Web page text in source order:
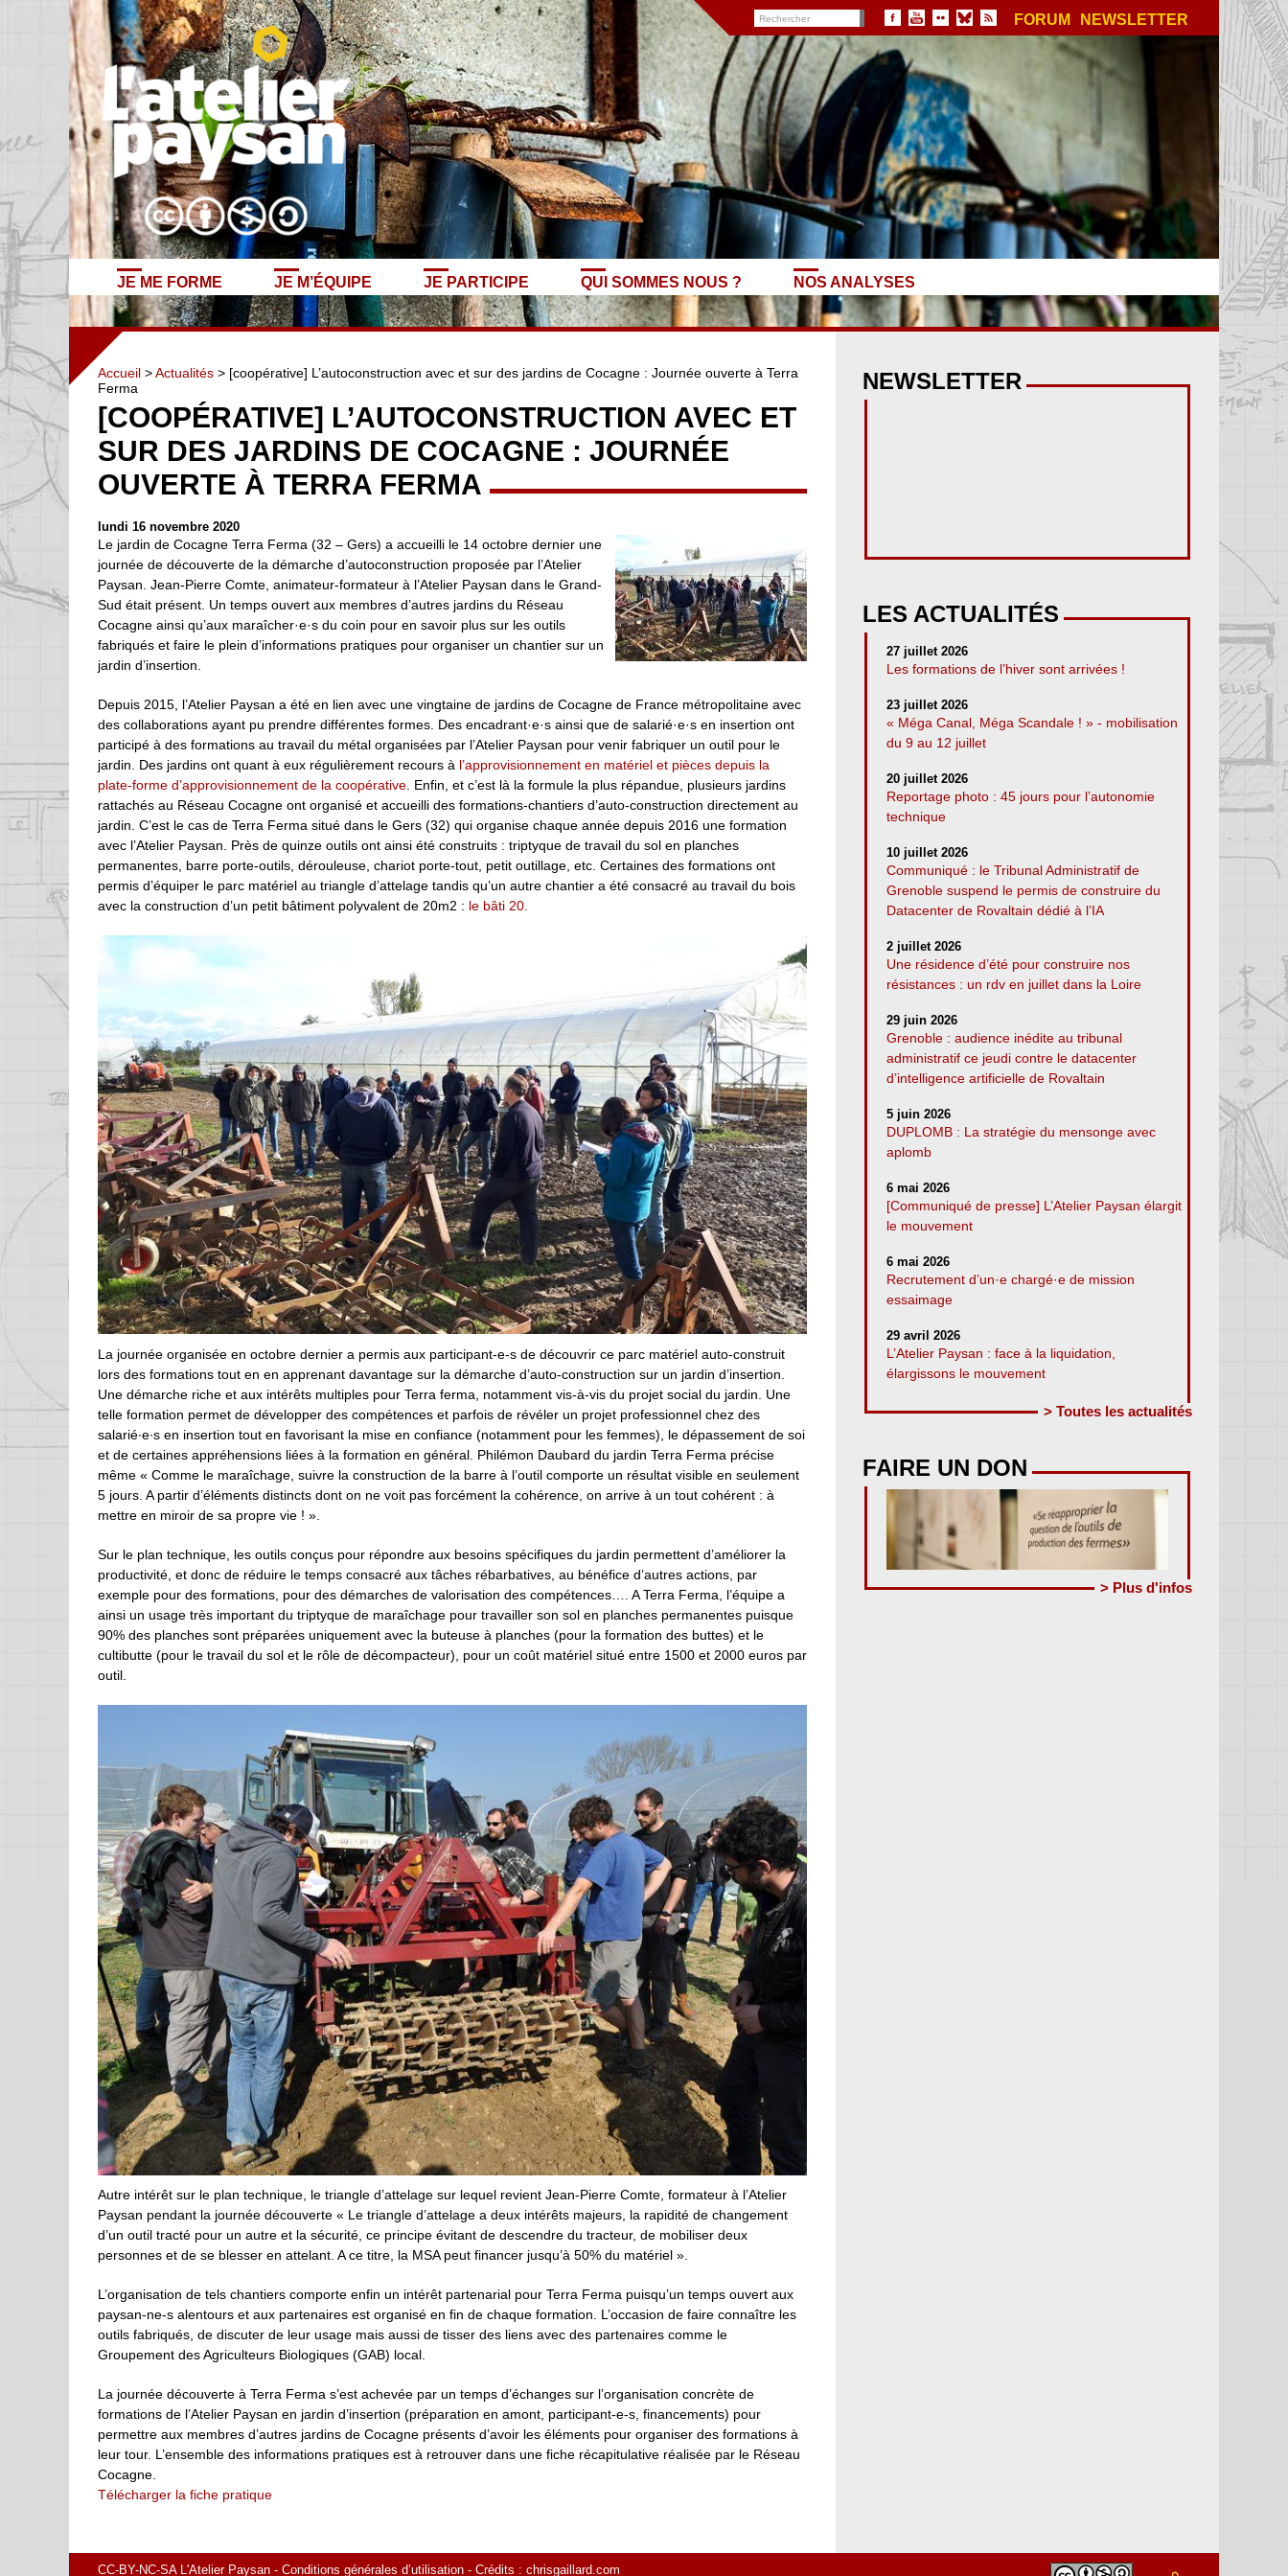
FORUM NEWSLETTER
JE ME FORME JE M’ÉQUIPE JE PARTICIPE QUI SOMMES NOUS ? NOS ANALYSES
Accueil >Actualités > [coopérative] L’autoconstruction avec et sur des jardins de Cocagne : Journée ouverte à Terra
Ferma
[COOPÉRATIVE] L’AUTOCONSTRUCTION AVEC ET
SUR DES JARDINS DE COCAGNE : JOURNÉE
OUVERTE À TERRA FERMA
lundi 16 novembre 2020
Le jardin de Cocagne Terra Ferma (32 – Gers) a accueilli le 14 octobre dernier une
journée de découverte de la démarche d’autoconstruction proposée par l’Atelier
Paysan. Jean-Pierre Comte, animateur-formateur à l’Atelier Paysan dans le Grand-
Sud était présent. Un temps ouvert aux membres d’autres jardins du Réseau
Cocagne ainsi qu’aux maraîcher·e·s du coin pour en savoir plus sur les outils
fabriqués et faire le plein d’informations pratiques pour organiser un chantier sur un
jardin d’insertion.
Depuis 2015, l’Atelier Paysan a été en lien avec une vingtaine de jardins de Cocagne de France métropolitaine avec
des collaborations ayant pu prendre différentes formes. Des encadrant·e·s ainsi que de salarié·e·s en insertion ont
participé à des formations au travail du métal organisées par l’Atelier Paysan pour venir fabriquer un outil pour le
jardin. Des jardins ont quant à eux régulièrement recours à l’approvisionnement en matériel et pièces depuis la
plate-forme d’approvisionnement de la coopérative . Enfin, et c’est là la formule la plus répandue, plusieurs jardins
rattachés au Réseau Cocagne ont organisé et accueilli des formations-chantiers d’auto-construction directement au
jardin. C’est le cas de Terra Ferma situé dans le Gers (32) qui organise chaque année depuis 2016 une formation
avec l’Atelier Paysan. Près de quinze outils ont ainsi été construits : triptyque de travail du sol en planches
permanentes, barre porte-outils, dérouleuse, chariot porte-tout, petit outillage, etc. Certaines des formations ont
permis d’équiper le parc matériel au triangle d’attelage tandis qu’un autre chantier a été consacré au travail du bois
avec la construction d’un petit bâtiment polyvalent de 20m2 : le bâti 20.
La journée organisée en octobre dernier a permis aux participant-e-s de découvrir ce parc matériel auto-construit
lors des formations tout en en apprenant davantage sur la démarche d’auto-construction sur un jardin d’insertion.
Une démarche riche et aux intérêts multiples pour Terra ferma, notamment vis-à-vis du projet social du jardin. Une
telle formation permet de développer des compétences et parfois de révéler un projet professionnel chez des
salarié∙e∙s en insertion tout en favorisant la mise en confiance (notamment pour les femmes), le dépassement de soi
et de certaines appréhensions liées à la formation en général. Philémon Daubard du jardin Terra Ferma précise
même « Comme le maraîchage, suivre la construction de la barre à l’outil comporte un résultat visible en seulement
5 jours. A partir d’éléments distincts dont on ne voit pas forcément la cohérence, on arrive à un tout cohérent : à
mettre en miroir de sa propre vie ! ».
Sur le plan technique, les outils conçus pour répondre aux besoins spécifiques du jardin permettent d’améliorer la
productivité, et donc de réduire le temps consacré aux tâches rébarbatives, au bénéfice d’autres actions, par
exemple pour des formations, pour des démarches de valorisation des compétences…. A Terra Ferma, l’équipe a
ainsi un usage très important du triptyque de maraîchage pour travailler son sol en planches permanentes puisque
90% des planches sont préparées uniquement avec la buteuse à planches (pour la formation des buttes) et le
cultibutte (pour le travail du sol et le rôle de décompacteur), pour un coût matériel situé entre 1500 et 2000 euros par
outil.
Autre intérêt sur le plan technique, le triangle d’attelage sur lequel revient Jean-Pierre Comte, formateur à l’Atelier
Paysan pendant la journée découverte « Le triangle d’attelage a deux intérêts majeurs, la rapidité de changement
d’un outil tracté pour un autre et la sécurité, ce principe évitant de descendre du tracteur, de mobiliser deux
personnes et de se blesser en attelant. A ce titre, la MSA peut financer jusqu’à 50% du matériel ».
L’organisation de tels chantiers comporte enfin un intérêt partenarial pour Terra Ferma puisqu’un temps ouvert aux
paysan-ne-s alentours et aux partenaires est organisé en fin de chaque formation. L’occasion de faire connaître les
outils fabriqués, de discuter de leur usage mais aussi de tisser des liens avec des partenaires comme le
Groupement des Agriculteurs Biologiques (GAB) local.
La journée découverte à Terra Ferma s’est achevée par un temps d’échanges sur l’organisation concrète de
formations de l’Atelier Paysan en jardin d’insertion (préparation en amont, participant-e-s, financements) pour
permettre aux membres d’autres jardins de Cocagne présents d’avoir les éléments pour organiser des formations à
leur tour. L’ensemble des informations pratiques est à retrouver dans une fiche récapitulative réalisée par le Réseau
Cocagne.
Télécharger la fiche pratique
NEWSLETTER
LES ACTUALITÉS
27 juillet 2026
Les formations de l’hiver sont arrivées !
23 juillet 2026
« Méga Canal, Méga Scandale ! » - mobilisation
du 9 au 12 juillet
20 juillet 2026
Reportage photo : 45 jours pour l’autonomie
technique
10 juillet 2026
Communiqué : le Tribunal Administratif de
Grenoble suspend le permis de construire du
Datacenter de Rovaltain dédié à l’IA
2 juillet 2026
Une résidence d’été pour construire nos
résistances : un rdv en juillet dans la Loire
29 juin 2026
Grenoble : audience inédite au tribunal
administratif ce jeudi contre le datacenter
d’intelligence artificielle de Rovaltain
5 juin 2026
DUPLOMB : La stratégie du mensonge avec
aplomb
6 mai 2026
[Communiqué de presse] L’Atelier Paysan élargit
le mouvement
6 mai 2026
Recrutement d’un·e chargé·e de mission
essaimage
29 avril 2026
L’Atelier Paysan : face à la liquidation,
élargissons le mouvement
> Toutes les actualités
FAIRE UN DON
> Plus d'infos
CC-BY-NC-SA L'Atelier Paysan - Conditions générales d’utilisation - Crédits : chrisgaillard.com